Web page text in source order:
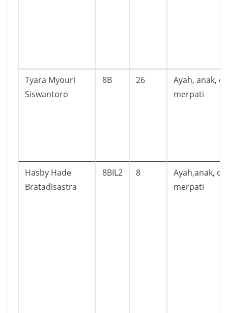
Tyara Myouri
Siswantoro
8B 26
Ayah, anak,
merpati
Hasby Hade
Bratadisastra
8BIL2 8
Ayah,anak,
merpati